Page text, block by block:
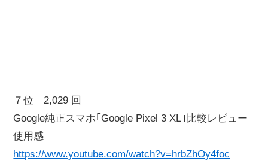
７位 2,029 回
Google純正スマホ｢Google Pixel 3 XL｣比較レビュー
使用感
https://www.youtube.com/watch?v=hrbZhOy4foc